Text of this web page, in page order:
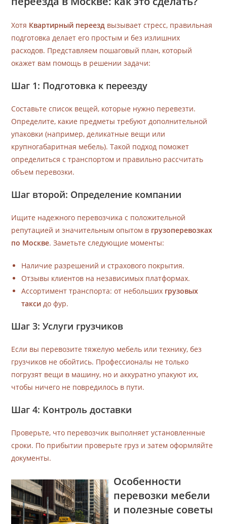
Хотя Квартирный переезд вызывает стресс, правильная
подготовка делает его простым и без излишних
расходов. Представляем пошаговый план, который
окажет вам помощь в решении задачи:
Шаг 1: Подготовка к переезду
Составьте список вещей, которые нужно перевезти.
Определите, какие предметы требуют дополнительной
упаковки (например, деликатные вещи или
крупногабаритная мебель). Такой подход поможет
определиться с транспортом и правильно рассчитать
объем перевозки.
Шаг второй: Определение компании
Ищите надежного перевозчика с положительной
репутацией и значительным опытом в грузоперевозках
по Москве. Заметьте следующие моменты:
Наличие разрешений и страхового покрытия.
Отзывы клиентов на независимых платформах.
Ассортимент транспорта: от небольших грузовых
такси до фур.
Шаг 3: Услуги грузчиков
Если вы перевозите тяжелую мебель или технику, без
грузчиков не обойтись. Профессионалы не только
погрузят вещи в машину, но и аккуратно упакуют их,
чтобы ничего не повредилось в пути.
Шаг 4: Контроль доставки
Проверьте, что перевозчик выполняет установленные
сроки. По прибытии проверьте груз и затем оформляйте
документы.
Особенности
перевозки мебели
и полезные советы